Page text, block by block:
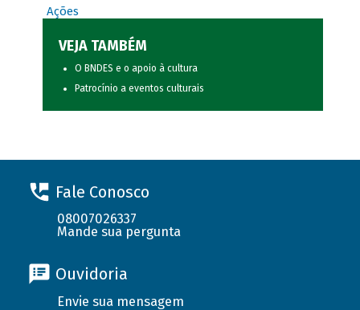
Ações
VEJA TAMBÉM
O BNDES e o apoio à cultura
Patrocínio a eventos culturais
Fale Conosco
08007026337
Mande sua pergunta
Ouvidoria
Envie sua mensagem